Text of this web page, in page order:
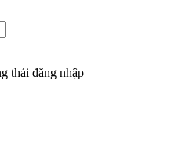
thái đăng nhập